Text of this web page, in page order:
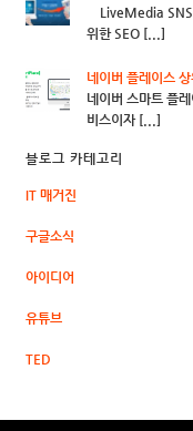
LiveMedia SNS
위한 SEO [...]
네이버 플레이스
네이버 스마트 플
비스이자 [...]
블로그 카테고리
IT 매거진
구글소식
아이디어
유튜브
TED